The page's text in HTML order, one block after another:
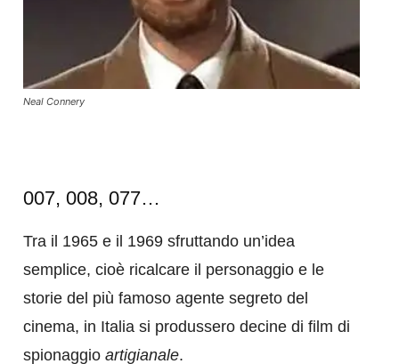
Neal Connery
007, 008, 077…
Tra il 1965 e il 1969 sfruttando un’idea
semplice, cioè ricalcare il personaggio e le
storie del più famoso agente segreto del
cinema, in Italia si produssero decine di film di
spionaggio artigianale.